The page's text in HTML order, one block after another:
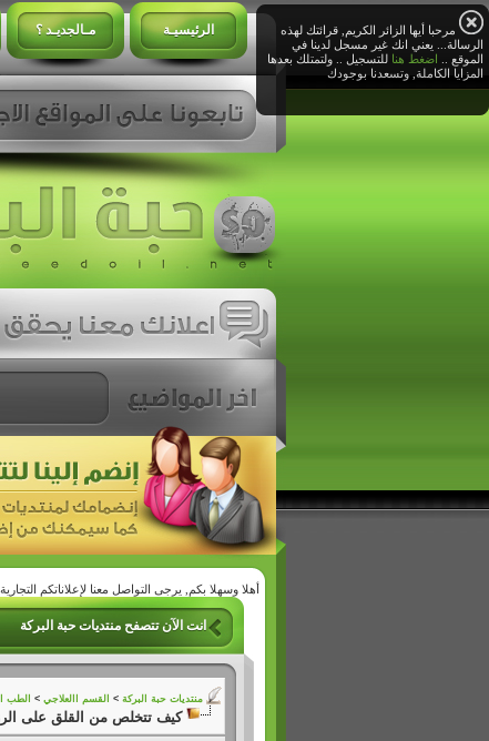
الرئيسيـة مـالجديـد ؟
أهلا وسهلا بكم, يرجى التواصل معنا لإعلاناتكم التجارية
انت الآن تتصفح منتديات حبة البركة
منتديات حبة البركة > القسم االعلاجي > الطب
كيف تتخلص من القلق على
مرحبا أيها الزائر الكريم, قرائتك لهذه
الرسالة... يعني انك غير مسجل لدينا في
الموقع .. اضغط هنا للتسجيل .. ولتمتلك بعدها
المزايا الكاملة, وتسعدنا بوجودك